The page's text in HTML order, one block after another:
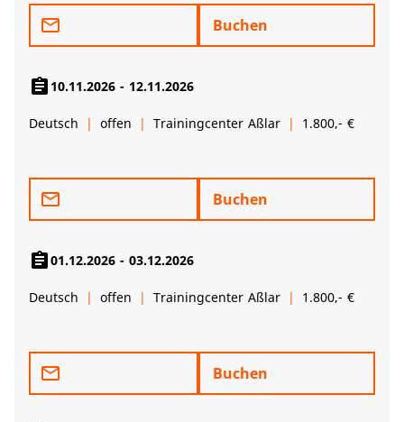
mail_outline Buchen
assignment 10.11.2026 - 12.11.2026
Deutsch offen Trainingcenter Aßlar 1.800,- €
mail_outline Buchen
assignment01.12.2026 - 03.12.2026
Deutsch offen Trainingcenter Aßlar 1.800,- €
mail_outline Buchen